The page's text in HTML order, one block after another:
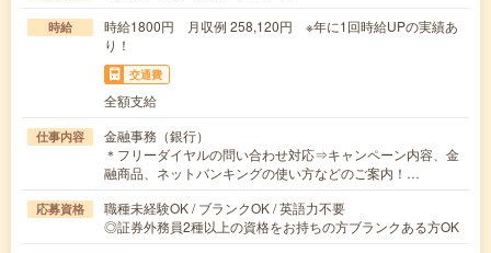
時給
時給1800円 月収例 258,120円 ※年に1回時給UPの実績あ
り！
交通費
全額支給
仕事内容
金融事務（銀行）
＊フリーダイヤルの問い合わせ対応⇒キャンペーン内容、金
融商品、ネットバンキングの使い方などのご案内！…
応募資格
職種未経験OK / ブランクOK / 英語力不要
◎証券外務員2種以上の資格をお持ちの方ブランクある方OK